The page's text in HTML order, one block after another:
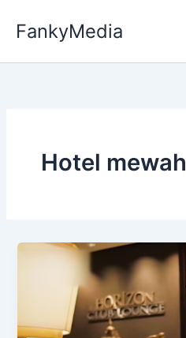
FankyMedia
Hotel mewah